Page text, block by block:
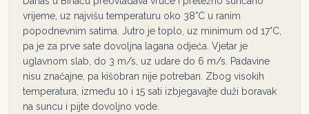
vrijeme, uz najvišu temperaturu oko 38°C u ranim
popodnevnim satima. Jutro je toplo, uz minimum od 17°C,
pa je za prve sate dovoljna lagana odjeća. Vjetar je
uglavnom slab, do 3 m/s, uz udare do 6 m/s. Padavine
nisu značajne, pa kišobran nije potreban. Zbog visokih
temperatura, između 10 i 15 sati izbjegavajte duži boravak
na suncu i pijte dovoljno vode.